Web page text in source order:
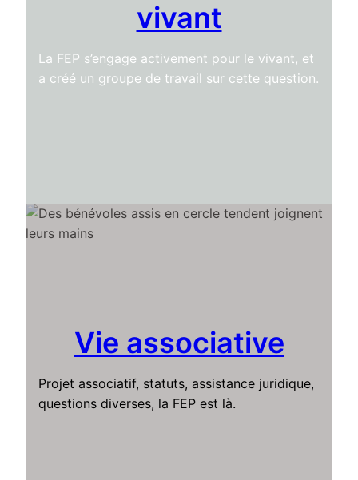
vivant
La FEP s’engage activement pour le vivant, et
a créé un groupe de travail sur cette question.
Vie associative
Projet associatif, statuts, assistance juridique,
questions diverses, la FEP est là.